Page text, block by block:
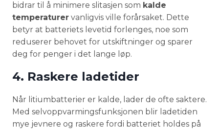
bidrar til å minimere slitasjen som kalde
temperaturer vanligvis ville forårsaket. Dette
betyr at batteriets levetid forlenges, noe som
reduserer behovet for utskiftninger og sparer
deg for penger i det lange løp.
4. Raskere ladetider
Når litiumbatterier er kalde, lader de ofte saktere.
Med selvoppvarmingsfunksjonen blir ladetiden
mye jevnere og raskere fordi batteriet holdes på